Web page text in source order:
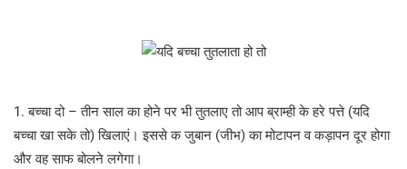
1. बच्चा दो – तीन साल का होने पर भी तुतलाए तो आप ब्राम्ही के हरे पत्ते (यदि
बच्चा खा सके तो) खिलाएं। इससे क जुबान (जीभ) का मोटापन व कड़ापन दूर होगा
और वह साफ बोलने लगेगा।